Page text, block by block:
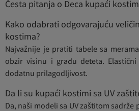
Česta pitanja o Deca kupaći
Kako odabrati odgovarajuću
kostima?
Najvažnije je pratiti tabele sa
obzir visinu i građu deteta.
dodatnu prilagodljivost.
Da li su kupaći kostimi sa UV
Da, naši modeli sa UV zaštitom